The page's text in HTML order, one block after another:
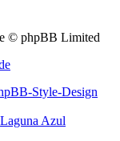
© phpBB Limited
Style-Design
Laguna Azul